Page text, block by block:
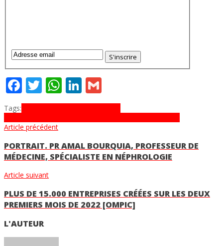
Facebook
Twitter
WhatsApp
LinkedIn
Tags:
Article précédent
PORTRAIT. PR AMAL BOURQUIA, PROFESSEUR DE
MÉDECINE, SPÉCIALISTE EN NÉPHROLOGIE
Article suivant
PLUS DE 15.000 ENTREPRISES CRÉÉES SUR LES DEUX
PREMIERS MOIS DE 2022 [OMPIC]
L'AUTEUR